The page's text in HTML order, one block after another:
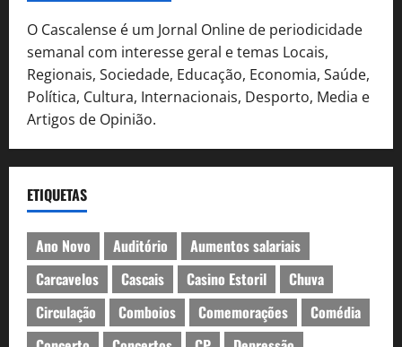
O Cascalense é um Jornal Online de periodicidade
semanal com interesse geral e temas Locais,
Regionais, Sociedade, Educação, Economia, Saúde,
Política, Cultura, Internacionais, Desporto, Media e
Artigos de Opinião.
ETIQUETAS
Ano Novo Auditório
Aumentos salariais
Carcavelos
Cascais Casino Estoril
Chuva
Circulação
Comboios Comemorações
Comédia